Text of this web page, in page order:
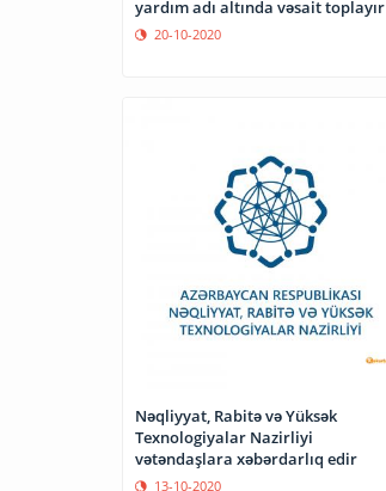
yardım adı altında vəsait toplayır
20-10-2020
Nəqliyyat, Rabitə və Yüksək
Texnologiyalar Nazirliyi
vətəndaşlara xəbərdarlıq edir
13-10-2020